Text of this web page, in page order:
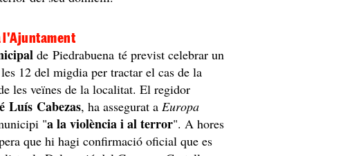
l'Ajuntament
de Piedrabuena té previst celebrar un
12 del migdia per tractar el cas de la
les veïnes de la localitat. El regidor
Luís Cabezas, ha assegurat aEuropa
"a la violència i al terror". A hores
que hi hagi confirmació oficial que es